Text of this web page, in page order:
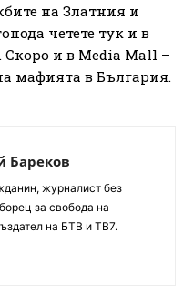
на Златния и
четете тук и в
Скоро и в Media Mall –
мафията в България.
Бареков
журналист без
за свобода на
на БТВ и ТВ7.